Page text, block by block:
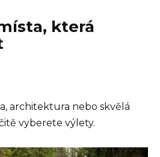
která
architektura nebo skvělá
vyberete výlety.